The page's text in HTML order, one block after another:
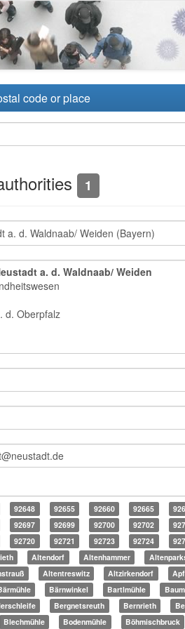
code or place
1
a. d. Waldnaab/ Weiden
d. Oberpfalz
92648 92655 92660 92665
92697 92699 92700 92702
92720 92721 92723 92724
Altendorf Altenhammer
Altentreswitz Altzirkendorf
Bärnwinkel Bartlmühle
Bergnetsreuth Bernrieth
Blechmühle Bodenmühle Böhmischbruck